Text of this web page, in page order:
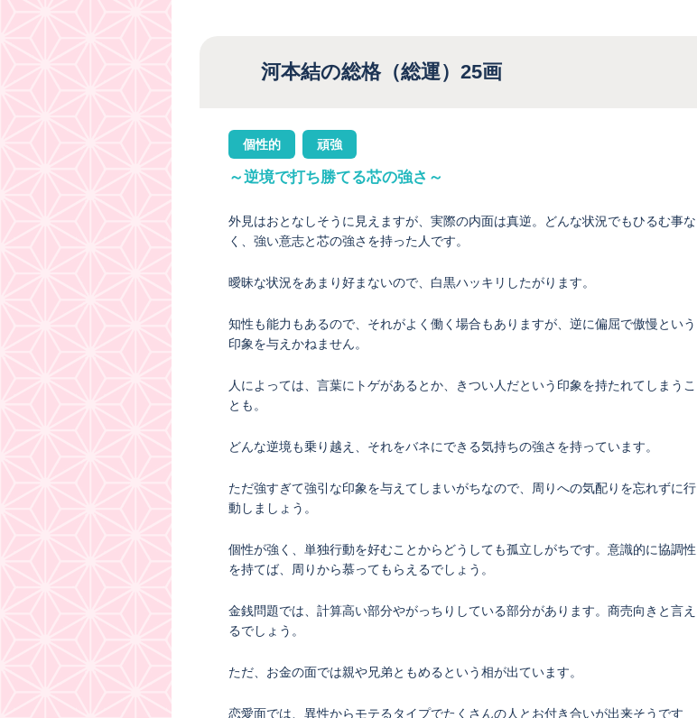
河本結の総格（総運）25画
個性的 頑強
～逆境で打ち勝てる芯の強さ～
外見はおとなしそうに見えますが、実際の内面は真逆。どんな状況でもひるむ事な
く、強い意志と芯の強さを持った人です。
曖昧な状況をあまり好まないので、白黒ハッキリしたがります。
知性も能力もあるので、それがよく働く場合もありますが、逆に偏屈で傲慢という
印象を与えかねません。
人によっては、言葉にトゲがあるとか、きつい人だという印象を持たれてしまうこ
とも。
どんな逆境も乗り越え、それをバネにできる気持ちの強さを持っています。
ただ強すぎて強引な印象を与えてしまいがちなので、周りへの気配りを忘れずに行
動しましょう。
個性が強く、単独行動を好むことからどうしても孤立しがちです。意識的に協調性
を持てば、周りから慕ってもらえるでしょう。
金銭問題では、計算高い部分やがっちりしている部分があります。商売向きと言え
るでしょう。
ただ、お金の面では親や兄弟ともめるという相が出ています。
恋愛面では、異性からモテるタイプでたくさんの人とお付き合いが出来そうです